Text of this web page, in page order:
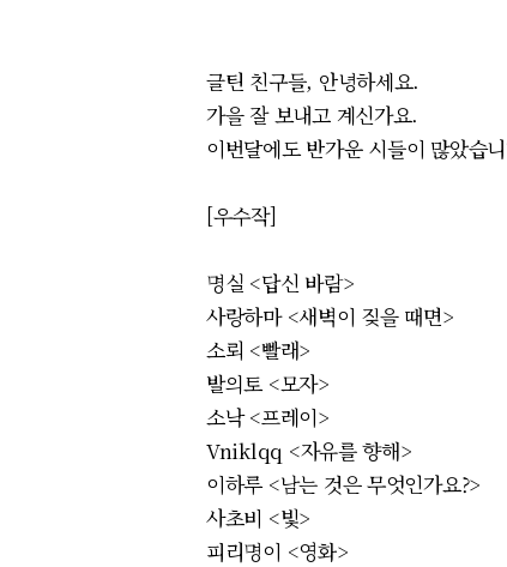
글틴 친구들, 안녕하세요.
가을 잘 보내고 계신가요.
이번달에도 반가운 시들이 많았습
[우수작]
명실 <답신 바람>
사랑하마 <새벽이 짖을 때면>
소뢰 <빨래>
발의토 <모자>
소낙 <프레이>
Vniklqq <자유를 향해>
이하루 <남는 것은 무엇인가요?>
사초비 <빛>
피리명이 <영화>